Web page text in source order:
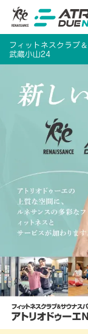
フィットネスクラブ＆
武蔵小山24